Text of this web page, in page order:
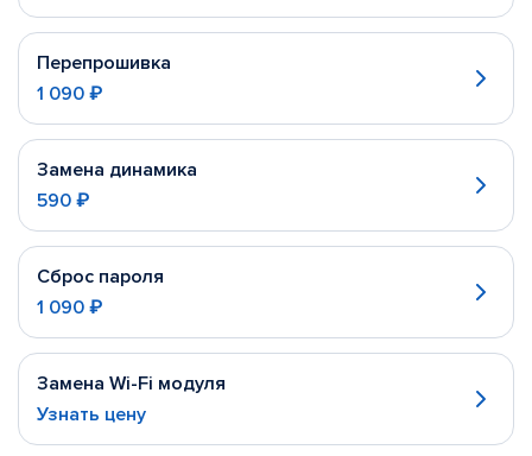
Перепрошивка
1 090 ₽
Замена динамика
590 ₽
Сброс пароля
1 090 ₽
Замена Wi-Fi модуля
Узнать цену